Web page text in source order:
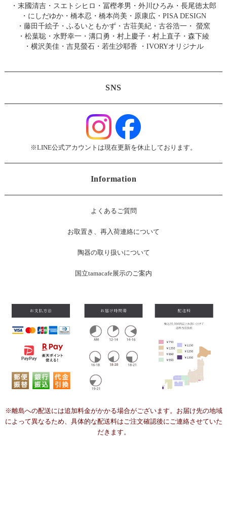
・ 末國清吉 ・ スエトシヒロ ・ 冨樫孝男 ・ 外川ひろみ ・ 長尾徳太郎
・ にしだゆか ・ 橋本忍 ・ 橋本尚美 ・ 原康広 ・ PISA DESIGN
・ 藤田千絵子 ・ ふるいともかず ・ 古荘美紀 ・ 古谷浩一 ・ 螢窯
・ 松葉聡 ・ 水野幸一 ・ 溝口勇 ・ 村上慶子 ・ 村上直子 ・ 森下綾
・ 横沢美佳・ 吉見螢石・ 若生沙耶香 ・ IVORYオリジナル
SNS
※LINE公式アカウントは現在更新を休止しております。
Information
よくあるご質問
お取置き、再入荷連絡について
陶器の取り扱いについて
国立tamacafe展示のご案内
※離島への配送には追加料金がかかる場合がございます。お届け先の地域
によって異なるため、具体的な配送料はご注文確認後にご連絡させていた
だきます。